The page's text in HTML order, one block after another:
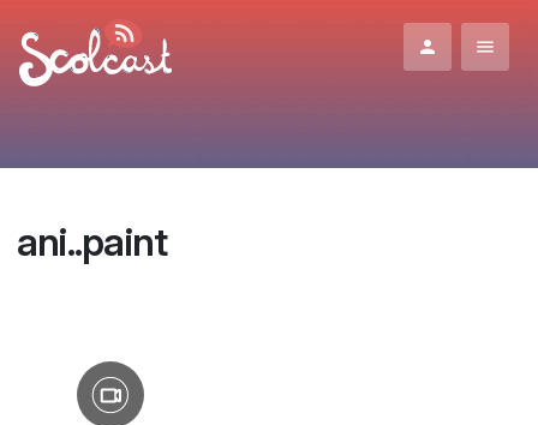
ani..paint